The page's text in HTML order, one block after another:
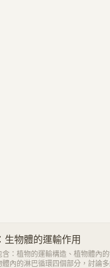
生物體的運輸作用
：植物的運輸構造、植物體內
內的淋巴循環四個部分，討論